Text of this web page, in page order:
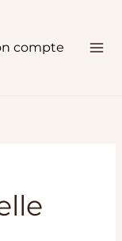
compte